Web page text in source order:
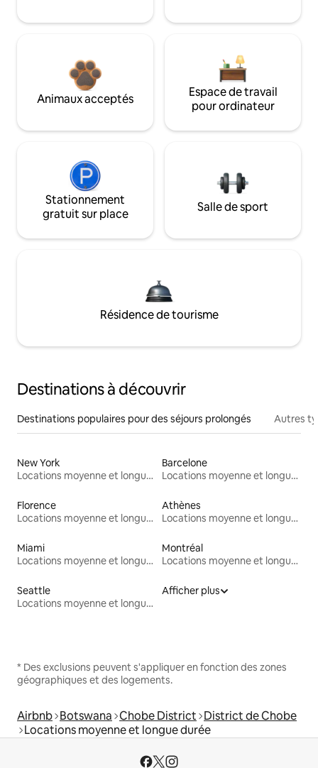
Animaux acceptés
Espace de travail
pour ordinateur
Stationnement
gratuit sur place
Salle de sport
Résidence de tourisme
Destinations à découvrir
Destinations populaires pour des séjours prolongés Autres
New York
Locations moyenne et longue durée
Barcelone
Locations moyenne et longue durée
Florence
Locations moyenne et longue durée
Athènes
Locations moyenne et longue durée
Miami
Locations moyenne et longue durée
Montréal
Locations moyenne et longue durée
Seattle
Locations moyenne et longue durée
Afficher plus
* Des exclusions peuvent s'appliquer en fonction des zones
géographiques et des logements.
Airbnb Botswana Chobe District District de Chobe
Locations moyenne et longue durée